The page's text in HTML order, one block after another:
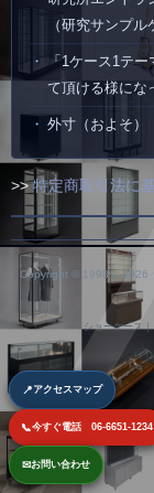
（研究サンプ
「1ケース1テ
て頂ける様にな
外寸（およそ）
>>特定商取引法に
Copyright © 1998 – 2026
ショーケース
📍 アクセスマップ
📞今すぐ電話 06-6651-1234
✉お問い合わせ